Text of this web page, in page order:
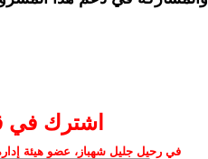
اشترك في
في رحيل جليل شهباز، عضو هيئة